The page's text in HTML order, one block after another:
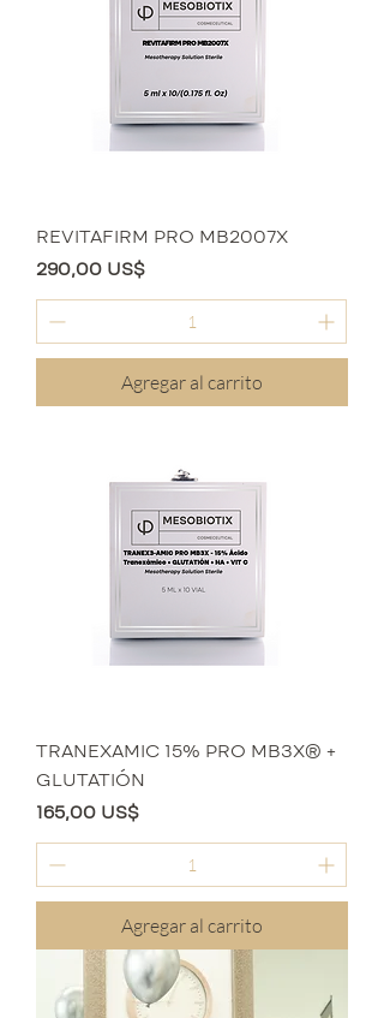
REVITAFIRM PRO MB2007X
Precio
290,00 US$
Agregar al carrito
TRANEXAMIC 15% PRO MB3X® +
GLUTATIÓN
Precio
165,00 US$
Agregar al carrito